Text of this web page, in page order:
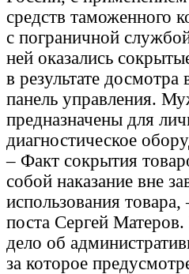
средств таможенного
с пограничной
ней оказались
в результате
панель управления.
предназначены для
диагностическое
– Факт сокрытия
собой наказание вне
использования
поста Сергей
дело об
за которое